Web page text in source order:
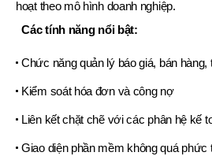
hoạt theo mô hình doanh nghiệp.
Các tính năng nổi bật:
Chức năng quản lý báo giá, bán hàng,
Kiểm soát hóa đơn và công nợ
Liên kết chặt chẽ với các phân hệ kế
Giao diện phần mềm không quá phức